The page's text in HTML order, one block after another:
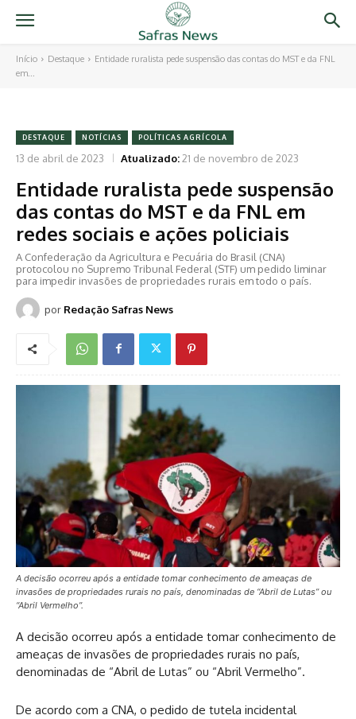
Início Destaque
Entidade ruralista pede suspensão das contas do MST e da FNL
em...
DESTAQUE NOTÍCIAS POLÍTICAS AGRÍCOLA
13 de abril de 2023 Atualizado:21 de novembro de 2023
Entidade ruralista pede suspensão
das contas do MST e da FNL em
redes sociais e ações policiais
A Confederação da Agricultura e Pecuária do Brasil (CNA)
protocolou no Supremo Tribunal Federal (STF) um pedido liminar
para impedir invasões de propriedades rurais em todo o país.
por Redação Safras News
A decisão ocorreu após a entidade tomar conhecimento de ameaças de
invasões de propriedades rurais no país, denominadas de “Abril de Lutas” ou
“Abril Vermelho”.
A decisão ocorreu após a entidade tomar conhecimento de
ameaças de invasões de propriedades rurais no país,
denominadas de “Abril de Lutas” ou “Abril Vermelho”.
De acordo com a CNA, o pedido de tutela incidental